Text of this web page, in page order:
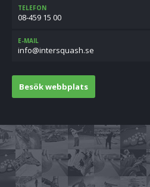
TELEFON
08-459 15 00
E-MAIL
es.hsauqsretni@ofni
Besök webbplats